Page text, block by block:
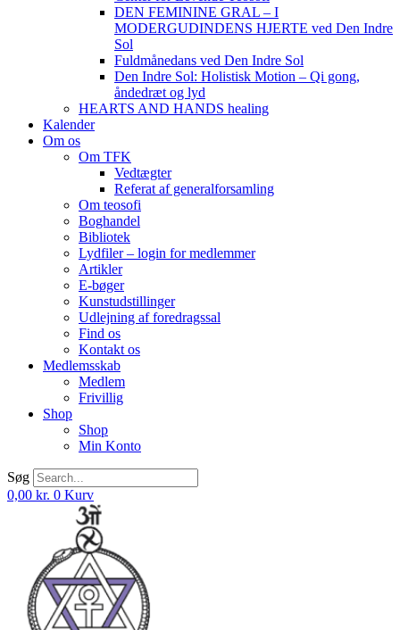
DEN FEMININE GRAL – I
MODERGUDINDENS HJERTE ved Den Indre
Sol
Fuldmånedans ved Den Indre Sol
Den Indre Sol: Holistisk Motion – Qi gong,
åndedræt og lyd
HEARTS AND HANDS healing
Kalender
Om os
Om TFK
Vedtægter
Referat af generalforsamling
Om teosofi
Boghandel
Bibliotek
Lydfiler – login for medlemmer
Artikler
E-bøger
Kunstudstillinger
Udlejning af foredragssal
Find os
Kontakt os
Medlemsskab
Medlem
Frivillig
Shop
Shop
Min Konto
Søg
0,00 kr. 0 Kurv